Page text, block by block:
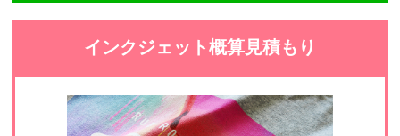
インクジェット概算見積もり